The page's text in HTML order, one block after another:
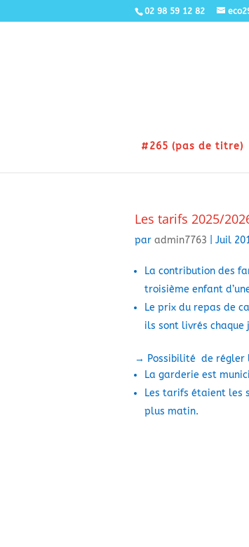
02 98 59 12 82
#265 (pas de titre)
Les tarifs 2025/
par admin7763 Juil
La contribution des
troisième enfant
Le prix du repas de
ils sont livrés chaque
→ Possibilité de régler
La garderie est
Les tarifs étaient les
plus matin.